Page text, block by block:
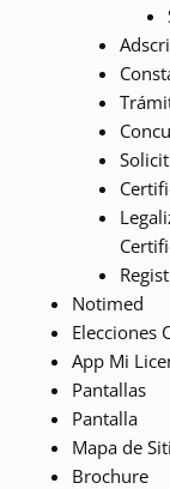
Notimed
Elecciones
App Mi
Pantallas
Pantalla
Mapa de
Brochure